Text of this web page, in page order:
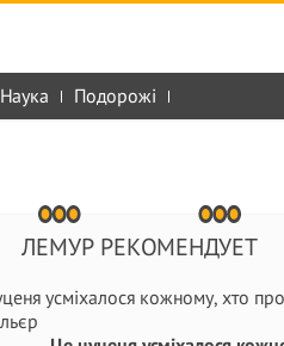
Наука Подорожі
ЛЕМУР РЕКОМЕНДУЕТ